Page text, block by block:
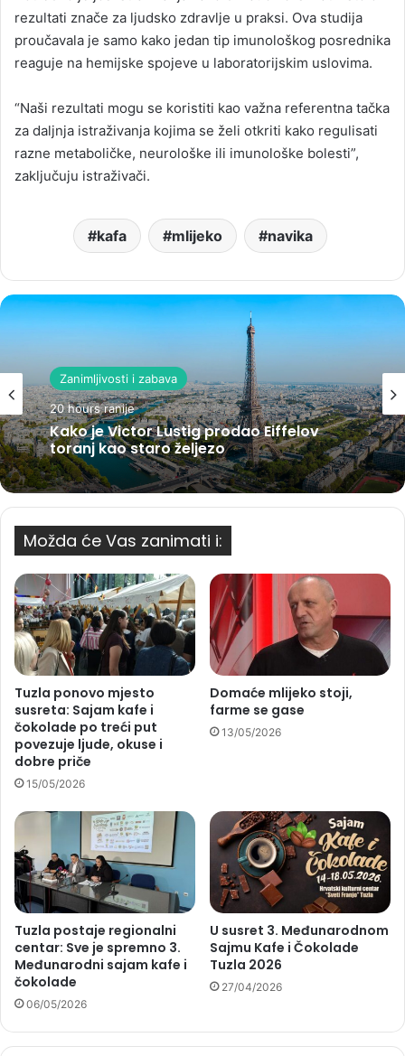
rezultati znače za ljudsko zdravlje u praksi. Ova studija
proučavala je samo kako jedan tip imunološkog posrednika
reaguje na hemijske spojeve u laboratorijskim uslovima.
“Naši rezultati mogu se koristiti kao važna referentna tačka
za daljnja istraživanja kojima se želi otkriti kako regulisati
razne metaboličke, neurološke ili imunološke bolesti”,
zaključuju istraživači.
kafa mlijeko navika
Zanimljivosti i zabava
20 hours ranije
Kako je Victor Lustig prodao Eiffelov
toranj kao staro željezo
Možda će Vas zanimati i:
Tuzla ponovo mjesto
susreta: Sajam kafe i
čokolade po treći put
povezuje ljude, okuse i
dobre priče
15/05/2026
Domaće mlijeko stoji,
farme se gase
13/05/2026
Tuzla postaje regionalni
centar: Sve je spremno 3.
Međunarodni sajam kafe i
čokolade
06/05/2026
U susret 3. Međunarodnom
Sajmu Kafe i Čokolade
Tuzla 2026
27/04/2026